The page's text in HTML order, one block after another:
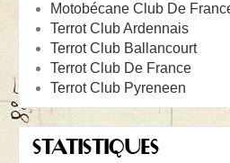
Motobécane Club De
Terrot Club Ardennais
Terrot Club Ballancourt
Terrot Club De France
Terrot Club Pyreneen
STATISTIQUES